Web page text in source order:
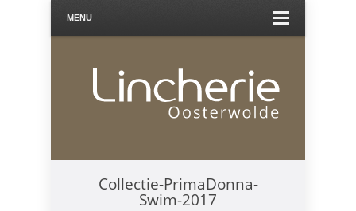
MENU
Collectie-PrimaDonna-
Swim-2017